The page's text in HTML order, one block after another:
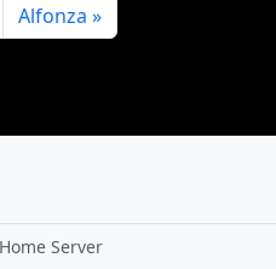
Alfonza
Server